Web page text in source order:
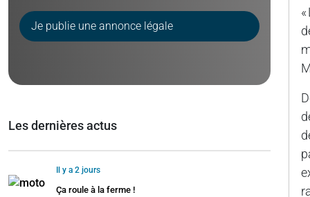
Je publie une annonce légale
Les dernières actus
Il y a 2 jours
Ça roule à la ferme !